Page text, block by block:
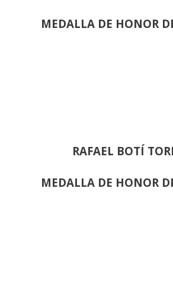
MEDALLA DE HONOR
RAFAEL BOTÍ
MEDALLA DE HONOR